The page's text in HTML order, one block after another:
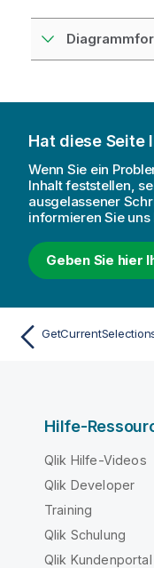
Hat diese Seite
Wenn Sie ein
Inhalt feststellen,
ausgelassener
informieren Sie uns
Geben Sie hier
Hilfe-
Qlik Hilfe-Videos
Qlik Developer
Training
Qlik Schulung
Qlik Kundenportal